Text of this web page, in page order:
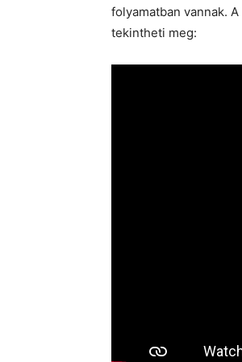
folyamatban vannak.
tekintheti meg: